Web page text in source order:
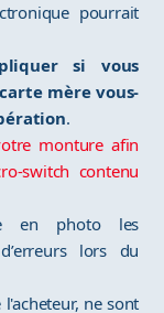
pourrait
si vous
mère vous-
.
monture afin
switch contenu
en photo les
lors du
ne sont